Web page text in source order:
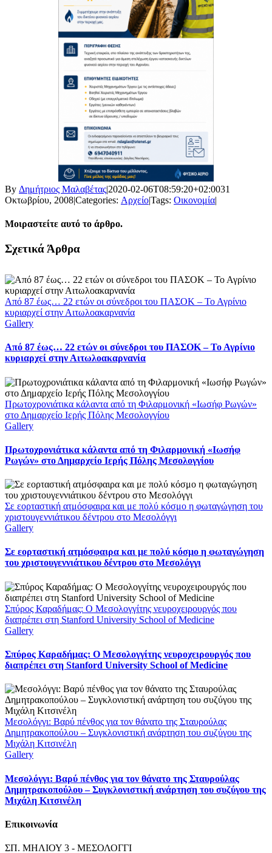
By Δημήτριος Μαλαβέτας|2020-02-06T08:59:20+02:0031
Οκτωβρίου, 2008|Categories: Αρχείο|Tags: Οικονομία|
Μοιραστείτε αυτό το άρθρο.
Facebook
X
LinkedIn
WhatsApp
Email
Σχετικά Άρθρα
Από 87 έως… 22 ετών οι σύνεδροι του ΠΑΣΟΚ – Το Αγρίνιο
κυριαρχεί στην Αιτωλοακαρνανία
Gallery
Από 87 έως… 22 ετών οι σύνεδροι του ΠΑΣΟΚ – Το Αγρίνιο
κυριαρχεί στην Αιτωλοακαρνανία
Πρωτοχρονιάτικα κάλαντα από τη Φιλαρμονική «Ιωσήφ Ρωγών»
στο Δημαρχείο Ιερής Πόλης Μεσολογγίου
Gallery
Πρωτοχρονιάτικα κάλαντα από τη Φιλαρμονική «Ιωσήφ
Ρωγών» στο Δημαρχείο Ιερής Πόλης Μεσολογγίου
Σε εορταστική ατμόσφαιρα και με πολύ κόσμο η φωταγώγηση του
χριστουγεννιάτικου δέντρου στο Μεσολόγγι
Gallery
Σε εορταστική ατμόσφαιρα και με πολύ κόσμο η φωταγώγηση
του χριστουγεννιάτικου δέντρου στο Μεσολόγγι
Σπύρος Καραδήμας: Ο Μεσολογγίτης νευροχειρουργός που
διαπρέπει στη Stanford University School of Medicine
Gallery
Σπύρος Καραδήμας: Ο Μεσολογγίτης νευροχειρουργός που
διαπρέπει στη Stanford University School of Medicine
Μεσολόγγι: Βαρύ πένθος για τον θάνατο της Σταυρούλας
Δημητρακοπούλου – Συγκλονιστική ανάρτηση του συζύγου της
Μιχάλη Κιτσινέλη
Gallery
Μεσολόγγι: Βαρύ πένθος για τον θάνατο της Σταυρούλας
Δημητρακοπούλου – Συγκλονιστική ανάρτηση του συζύγου της
Μιχάλη Κιτσινέλη
Επικοινωνία
ΣΠ. ΜΗΛΙΟΥ 3 - ΜΕΣΟΛΟΓΓΙ